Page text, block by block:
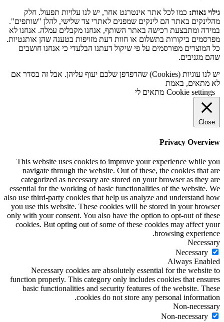
גילוי נאות: כמו לכל אתר אינטרנט אחר, יש לנו עלויות תפעול. חלק
מהלינקים באתר הם לינקים שמפנים לאתרי צד שלישי, להלן "שותפים".
במידה ומתבצעת רכישה באתר השותף, אנחנו מקבלים עמלה. אנחנו לא
מפרסמים ביקורות בתשלום או חוות דעת מזויפות בטענה שהן אותנטיות.
כל המוצרים מפורסמים על פי שיקול דעתנו הבלעדי כי אנחנו חושבים
שהם מגניבים.
יש לנו עוגיות (Cookies) שהדפדפן שלכם יעוף עליהן. אבל זה בסדר אם
לא מתאים, באמת
Cookie settings מתאים לי
Close
Privacy Overview
This website uses cookies to improve your experience while you
navigate through the website. Out of these, the cookies that are
categorized as necessary are stored on your browser as they are
essential for the working of basic functionalities of the website. We
also use third-party cookies that help us analyze and understand how
you use this website. These cookies will be stored in your browser
only with your consent. You also have the option to opt-out of these
cookies. But opting out of some of these cookies may affect your
browsing experience.
Necessary
Necessary
Always Enabled
Necessary cookies are absolutely essential for the website to
function properly. This category only includes cookies that ensures
basic functionalities and security features of the website. These
cookies do not store any personal information.
Non-necessary
Non-necessary